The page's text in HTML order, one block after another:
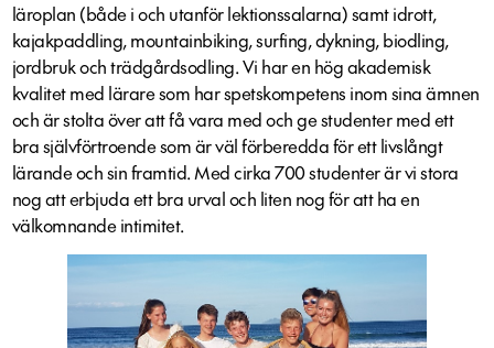
läroplan (både i och utanför lektionssalarna) samt idrott,
kajakpaddling, mountainbiking, surfing, dykning, biodling,
jordbruk och trädgårdsodling. Vi har en hög akademisk
kvalitet med lärare som har spetskompetens inom sina ämnen
och är stolta över att få vara med och ge studenter med ett
bra självförtroende som är väl förberedda för ett livslångt
lärande och sin framtid. Med cirka 700 studenter är vi stora
nog att erbjuda ett bra urval och liten nog för att ha en
välkomnande intimitet.